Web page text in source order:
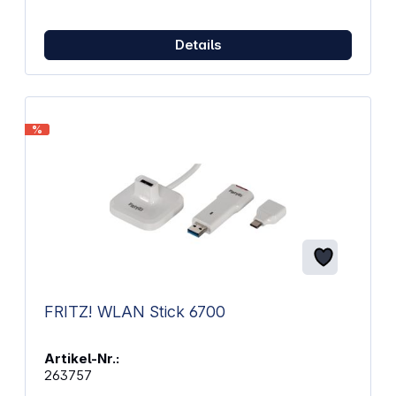
Details
%
FRITZ! WLAN Stick 6700
Artikel-Nr.:
263757